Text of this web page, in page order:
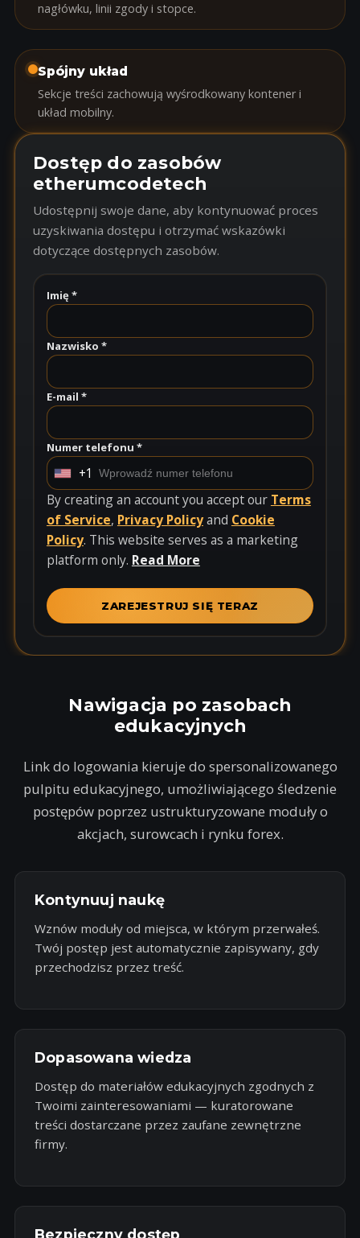
nagłówku, linii zgody i stopce.
Spójny układ
Sekcje treści zachowują wyśrodkowany kontener i
układ mobilny.
Dostęp do zasobów
etherumcodetech
Udostępnij swoje dane, aby kontynuować proces
uzyskiwania dostępu i otrzymać wskazówki
dotyczące dostępnych zasobów.
Imię *
Nazwisko *
E-mail *
Numer telefonu *
U
n
i
t
e
t
a
t
+1
By creating an account you accept our Terms
of Service, Privacy Policyand Cookie
Policy. This website serves as a marketing
platform only. Read More
ZAREJESTRUJ SIĘ TERAZ
Nawigacja po zasobach
edukacyjnych
Link do logowania kieruje do spersonalizowanego
pulpitu edukacyjnego, umożliwiającego śledzenie
postępów poprzez ustrukturyzowane moduły o
akcjach, surowcach i rynku forex.
Kontynuuj naukę
Wznów moduły od miejsca, w którym przerwałeś.
Twój postęp jest automatycznie zapisywany, gdy
przechodzisz przez treść.
Dopasowana wiedza
Dostęp do materiałów edukacyjnych zgodnych z
Twoimi zainteresowaniami — kuratorowane
treści dostarczane przez zaufane zewnętrzne
firmy.
Bezpieczny dostęp